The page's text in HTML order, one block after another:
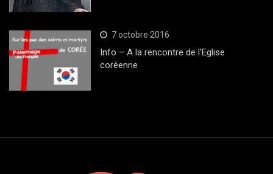
7 octobre 2016
Info – A la rencontre de l’Eglise
coréenne